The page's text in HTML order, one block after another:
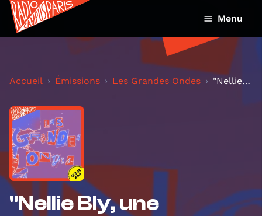
Menu
Accueil Émissions Les Grandes Ondes "Nellie Bly, une journaliste hors du commun" - Col...
"Nellie Bly, une